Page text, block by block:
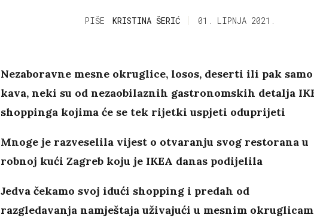
PIŠE KRISTINA ŠERIĆ 01. LIPNJA 2021.
Nezaboravne mesne okruglice, losos, deserti ili pak samo
kava, neki su od nezaobilaznih gastronomskih detalja
shoppinga kojima će se tek rijetki uspjeti oduprijeti
Mnoge je razveselila vijest o otvaranju svog restorana u
robnoj kući Zagreb koju je IKEA danas podijelila
Jedva čekamo svoj idući shopping i predah od
razgledavanja namještaja uživajući u mesnim